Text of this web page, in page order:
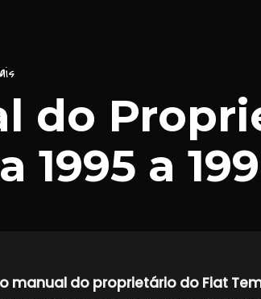
do
1995 a
manual do proprietário do Fiat